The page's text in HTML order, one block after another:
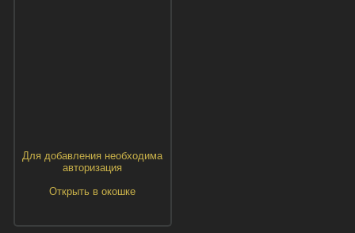
Для добавления необходима
авторизация
Открыть в окошке